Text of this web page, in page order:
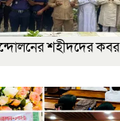
শহীদদের কবর